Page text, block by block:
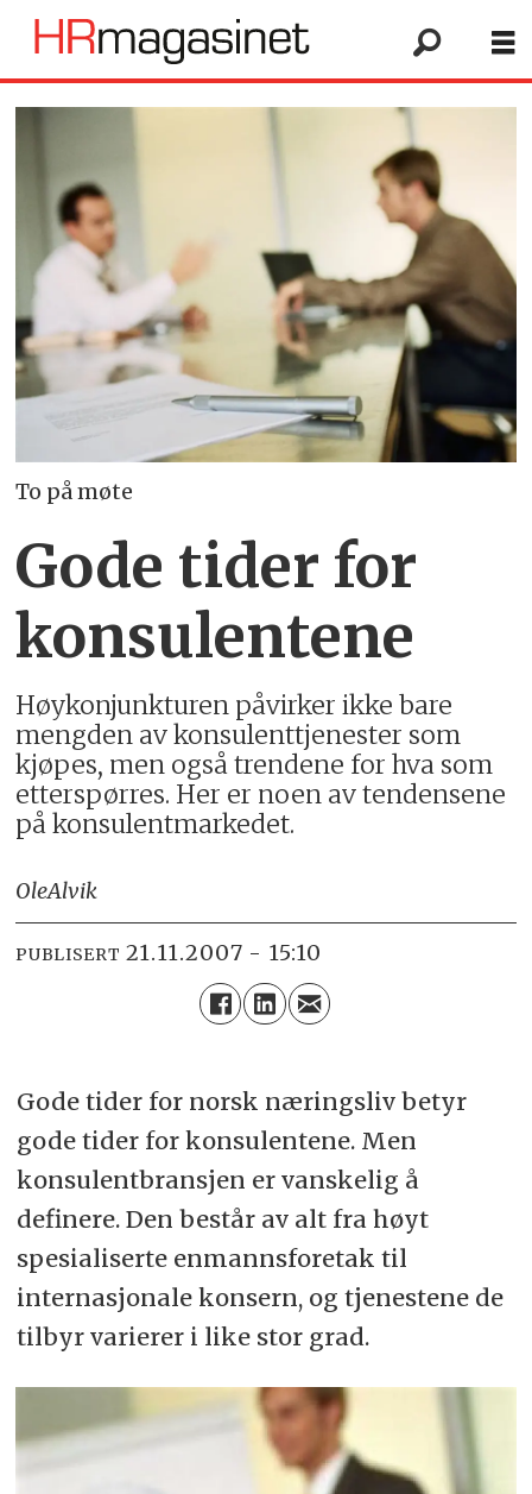
To på møte
Gode tider for
konsulentene
Høykonjunkturen påvirker ikke bare
mengden av konsulenttjenester som
kjøpes, men også trendene for hva som
etterspørres. Her er noen av tendensene
på konsulentmarkedet.
OleAlvik
PUBLISERT 21.11.2007 - 15:10
Gode tider for norsk næringsliv betyr
gode tider for konsulentene. Men
konsulentbransjen er vanskelig å
definere. Den består av alt fra høyt
spesialiserte enmannsforetak til
internasjonale konsern, og tjenestene de
tilbyr varierer i like stor grad.